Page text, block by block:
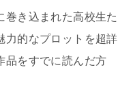
巻き込まれた高校生た
力的なプロットを超詳
品をすでに読んだ方